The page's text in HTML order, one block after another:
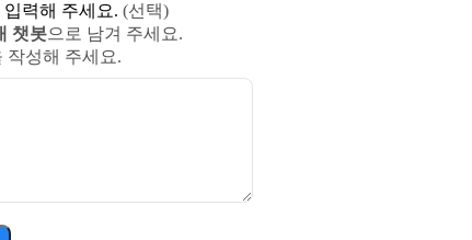
력해 주세요. (선택)
챗봇으로 남겨 주세요.
작성해 주세요.